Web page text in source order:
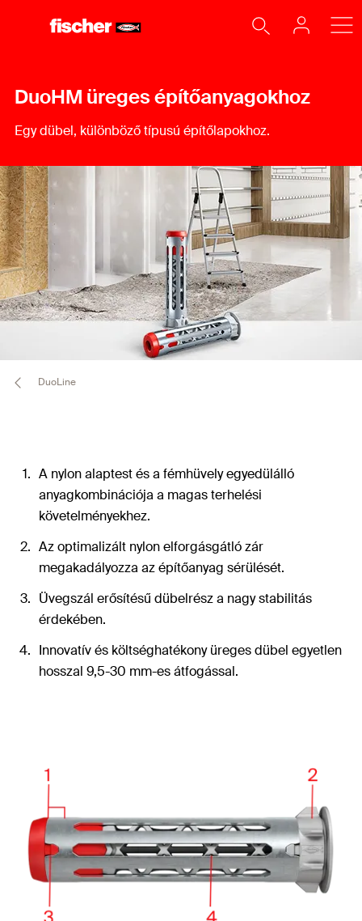
DuoHM üreges építőanyagokhoz
Egy dübel, különböző típusú építőlapokhoz.
DuoLine
A nylon alaptest és a fémhüvely egyedülálló
anyagkombinációja a magas terhelési
követelményekhez.
Az optimalizált nylon elforgásgátló zár
megakadályozza az építőanyag sérülését.
Üvegszál erősítésű dübelrész a nagy stabilitás
érdekében.
Innovatív és költséghatékony üreges dübel egyetlen
hosszal 9,5-30 mm-es átfogással.